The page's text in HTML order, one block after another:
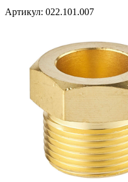
Артикул: 022.101.007